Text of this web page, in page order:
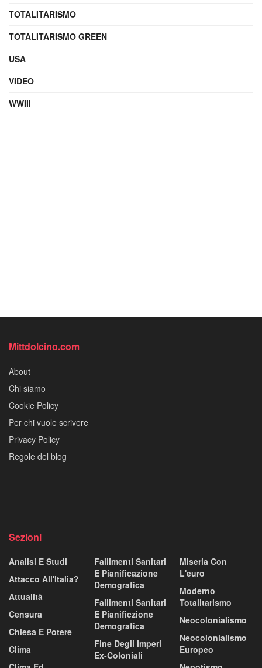
TOTALITARISMO
TOTALITARISMO GREEN
USA
VIDEO
WWIII
Mittdolcino.com
About
Chi siamo
Cookie Policy
Per chi vuole scrivere
Privacy Policy
Regole del blog
Sezioni
Analisi E Studi
Attacco All'Italia?
Attualità
Censura
Chiesa E Potere
Clima
Fallimenti Sanitari
E Pianificazione
Demografica
Fallimenti Sanitari
E Pianificzione
Demografica
Fine Degli Imperi
Ex-Coloniali
Miseria Con
L'euro
Moderno
Totalitarismo
Neocolonialismo
Neocolonialismo
Europeo